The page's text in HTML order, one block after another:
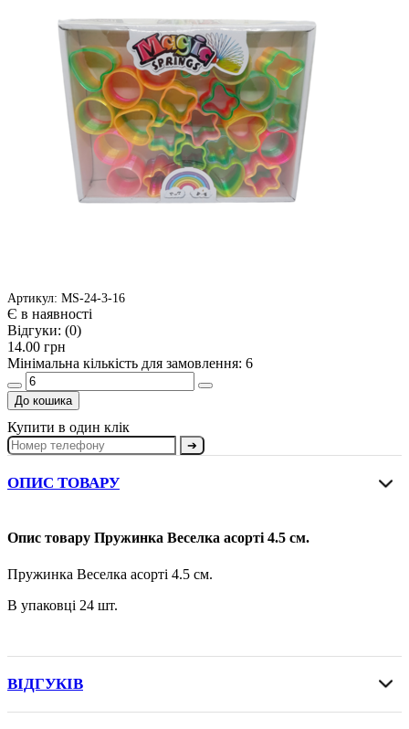
Артикул: MS-24-3-16
Є в наявності
Відгуки: (0)
14.00 грн
Мінімальна кількість для замовлення: 6
До кошика
Купити в один клік
➔
ОПИС ТОВАРУ
Опис товару Пружинка Веселка асорті 4.5 см.
Пружинка Веселка асорті 4.5 см.
В упаковці 24 шт.
ВІДГУКІВ